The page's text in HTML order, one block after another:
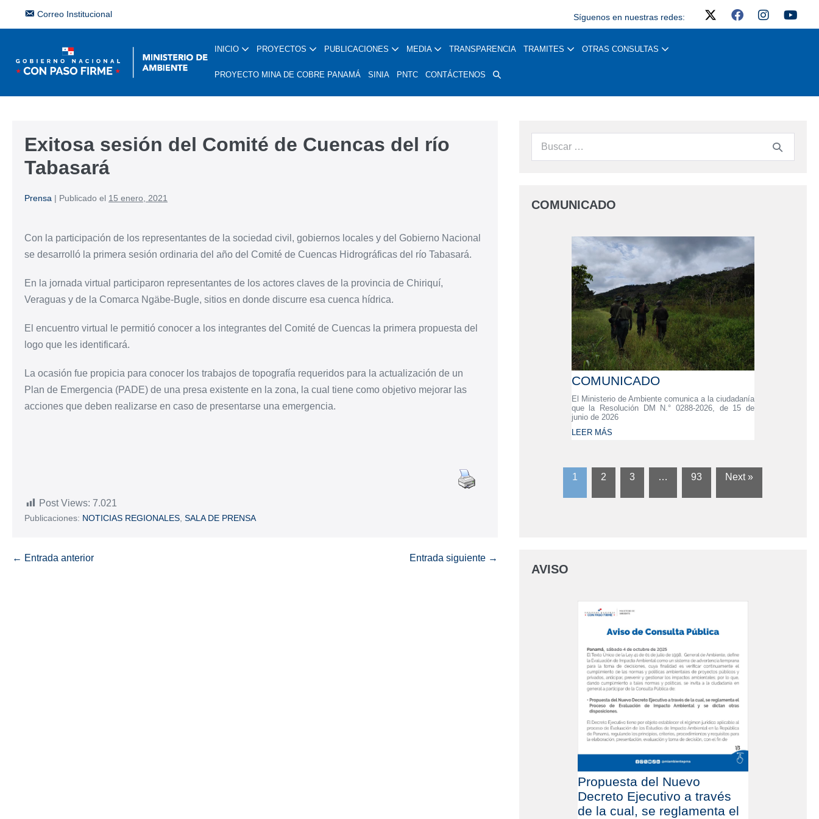
Correo Institucional Síguenos en nuestras redes:
INICIO PROYECTOS PUBLICACIONES MEDIA TRANSPARENCIA TRAMITES OTRAS CONSULTAS
PROYECTO MINA DE COBRE PANAMÁ SINIA PNTC CONTÁCTENOS
Exitosa sesión del Comité de Cuencas del río
Tabasará
Prensa | Publicado el 15 enero, 2021
Con la participación de los representantes de la sociedad civil, gobiernos locales y del Gobierno Nacional
se desarrolló la primera sesión ordinaria del año del Comité de Cuencas Hidrográficas del río Tabasará.
En la jornada virtual participaron representantes de los actores claves de la provincia de Chiriquí,
Veraguas y de la Comarca Ngäbe-Bugle, sitios en donde discurre esa cuenca hídrica.
El encuentro virtual le permitió conocer a los integrantes del Comité de Cuencas la primera propuesta del
logo que les identificará.
La ocasión fue propicia para conocer los trabajos de topografía requeridos para la actualización de un
Plan de Emergencia (PADE) de una presa existente en la zona, la cual tiene como objetivo mejorar las
acciones que deben realizarse en caso de presentarse una emergencia.
Post Views: 7.021
Publicaciones: NOTICIAS REGIONALES SALA DE PRENSA
← Entrada anterior Entrada siguiente →
COMUNICADO
COMUNICADO
El Ministerio de Ambiente comunica a la ciudadanía
que la Resolución DM N.° 0288-2026, de 15 de
junio de 2026
LEER MÁS
1 2 3 … 93 Next »
AVISO
Propuesta del Nuevo
Decreto Ejecutivo a través
de la cual, se reglamenta el